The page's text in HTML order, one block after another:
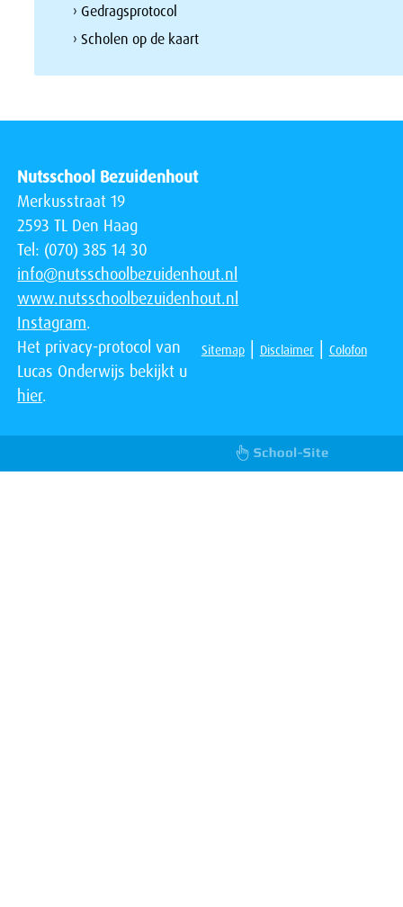
› Gedragsprotocol
› Scholen op de kaart
Nutsschool Bezuidenhout
Merkusstraat 19
2593 TL Den Haag
Tel: (070) 385 14 30
info@nutsschoolbezuidenhout.nl
www.nutsschoolbezuidenhout.nl
Instagram.
Het privacy-protocol van
Lucas Onderwijs bekijkt u
hier.
Sitemap| Disclaimer | Colofon